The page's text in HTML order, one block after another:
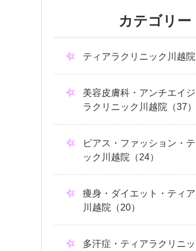
カテゴリー
ティアラクリニック川越院
美容皮膚科・アンチエイ
ラクリニック川越院（37）
ピアス・ファッション・
ック川越院（24）
痩身・ダイエット・ティ
川越院（20）
多汗症・ティアラクリニ